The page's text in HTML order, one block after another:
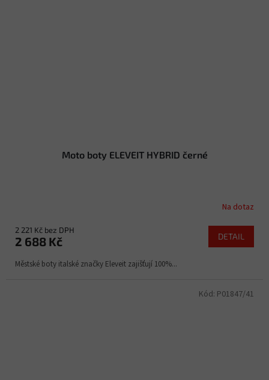
Moto boty ELEVEIT HYBRID černé
Na dotaz
2 221 Kč bez DPH
2 688 Kč DETAIL
Městské boty italské značky Eleveit zajišťují 100%...
Kód: P01847/41